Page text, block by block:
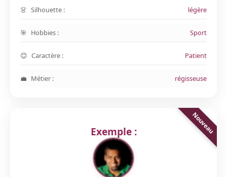
Silhouette : légère
Hobbies : Sport
Caractère : Patient
Métier : régisseuse
Exemple :